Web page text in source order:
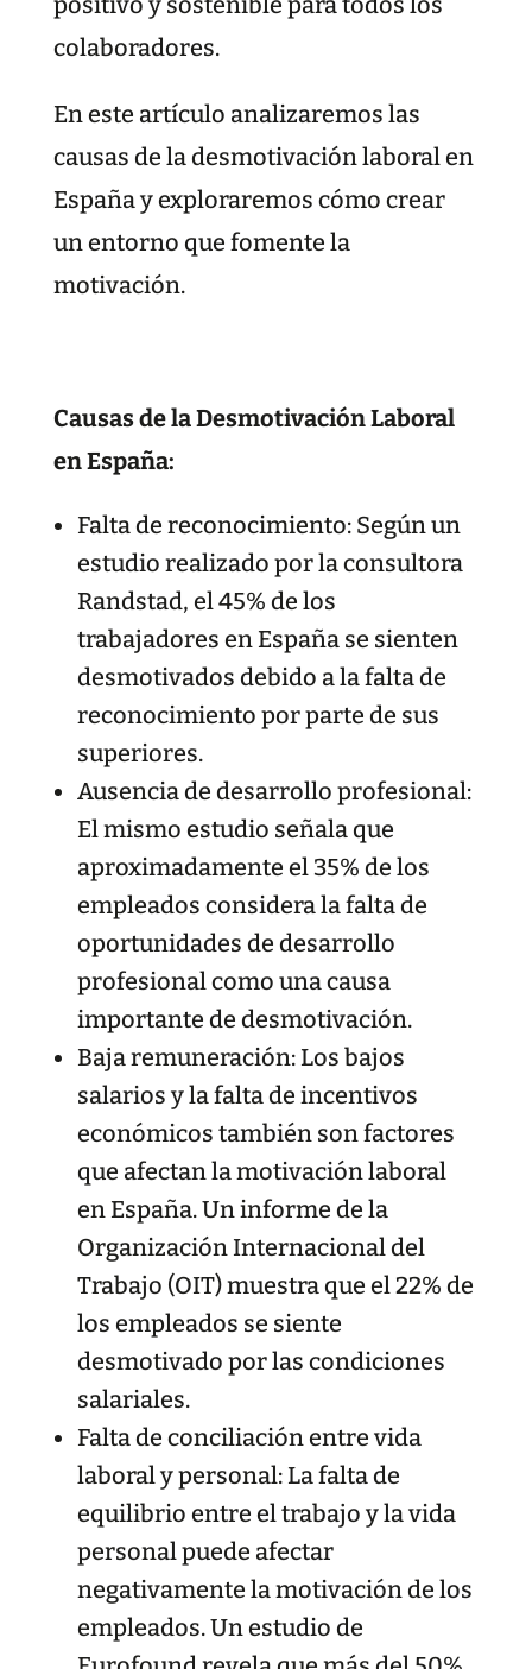
colaboradores.
En este artículo analizaremos las
causas de la desmotivación laboral en
España y exploraremos cómo crear
un entorno que fomente la
motivación.
Causas de la Desmotivación Laboral
en España:
Falta de reconocimiento: Según un
estudio realizado por la consultora
Randstad, el 45% de los
trabajadores en España se sienten
desmotivados debido a la falta de
reconocimiento por parte de sus
superiores.
Ausencia de desarrollo profesional:
El mismo estudio señala que
aproximadamente el 35% de los
empleados considera la falta de
oportunidades de desarrollo
profesional como una causa
importante de desmotivación.
Baja remuneración: Los bajos
salarios y la falta de incentivos
económicos también son factores
que afectan la motivación laboral
en España. Un informe de la
Organización Internacional del
Trabajo (OIT) muestra que el 22% de
los empleados se siente
desmotivado por las condiciones
salariales.
Falta de conciliación entre vida
laboral y personal: La falta de
equilibrio entre el trabajo y la vida
personal puede afectar
negativamente la motivación de los
empleados. Un estudio de